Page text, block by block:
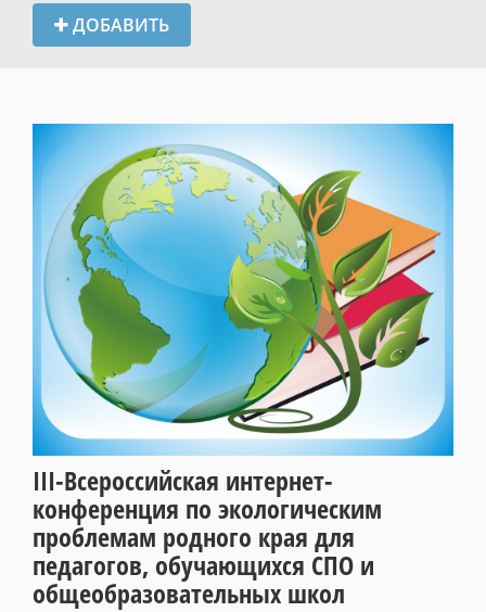
ДОБАВИТЬ
III-Всероссийская интернет-
конференция по экологическим
проблемам родного края для
педагогов, обучающихся СПО и
общеобразовательных школ